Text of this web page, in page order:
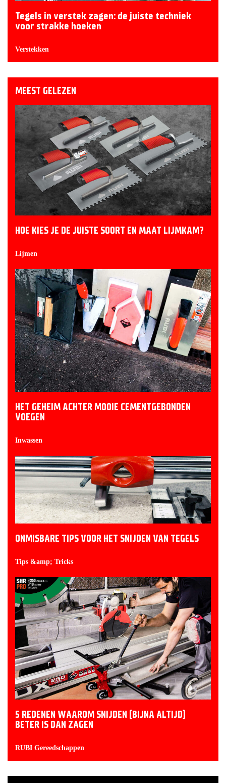
Tegels in verstek zagen: de juiste techniek
voor strakke hoeken
Verstekken
MEEST GELEZEN
HOE KIES JE DE JUISTE SOORT EN MAAT LIJMKAM?
Lijmen
HET GEHEIM ACHTER MOOIE CEMENTGEBONDEN
VOEGEN
Inwassen
ONMISBARE TIPS VOOR HET SNIJDEN VAN TEGELS
Tips &amp; Tricks
5 REDENEN WAAROM SNIJDEN (BIJNA ALTIJD)
BETER IS DAN ZAGEN
RUBI Gereedschappen